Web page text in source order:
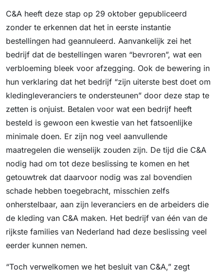
C&A heeft deze stap op 29 oktober gepubliceerd
zonder te erkennen dat het in eerste instantie
bestellingen had geannuleerd. Aanvankelijk zei het
bedrijf dat de bestellingen waren “bevroren”, wat een
verbloeming bleek voor afzegging. Ook de bewering in
hun verklaring dat het bedrijf “zijn uiterste best doet om
kledingleveranciers te ondersteunen” door deze stap te
zetten is onjuist. Betalen voor wat een bedrijf heeft
besteld is gewoon een kwestie van het fatsoenlijke
minimale doen. Er zijn nog veel aanvullende
maatregelen die wenselijk zouden zijn. De tijd die C&A
nodig had om tot deze beslissing te komen en het
getouwtrek dat daarvoor nodig was zal bovendien
schade hebben toegebracht, misschien zelfs
onherstelbaar, aan zijn leveranciers en de arbeiders die
de kleding van C&A maken. Het bedrijf van één van de
rijkste families van Nederland had deze beslissing veel
eerder kunnen nemen.
“Toch verwelkomen we het besluit van C&A,” zegt